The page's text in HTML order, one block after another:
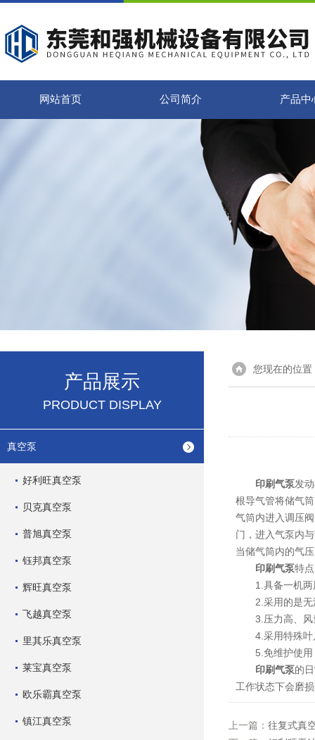
网站首页 公司简介 产品中
产品展示
PRODUCT DISPLAY
真空泵
好利旺真空泵
贝克真空泵
普旭真空泵
钰邦真空泵
辉旺真空泵
飞越真空泵
里其乐真空泵
莱宝真空泵
欧乐霸真空泵
镇江真空泵
您现在的位置
印刷气泵发
根导气管将储气
气筒内进入调压
门，进入气泵内
当储气筒内的气
印刷气泵特
1.具备一机两用
2.采用的是无
3.压力高、风量
4.采用特殊叶片
5.免维护使用
印刷气泵的
工作状态下会磨
上一篇： 往复式真